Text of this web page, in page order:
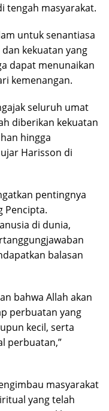
tengah masyarakat.
untuk senantiasa
kekuatan yang
dapat menunaikan
kemenangan.
seluruh umat
diberikan kekuatan
hingga
Harisson di
pentingnya
Pencipta.
di dunia,
balasan
bahwa Allah akan
perbuatan yang
kecil, serta
perbuatan,”
masyarakat
yang telah